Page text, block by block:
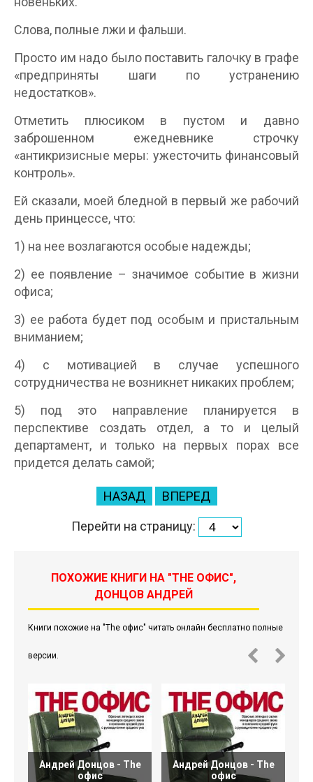
Слова, полные лжи и фальши.
Просто им надо было поставить галочку в графе
«предприняты шаги по устранению
недостатков».
Отметить плюсиком в пустом и давно
заброшенном ежедневнике строчку
«антикризисные меры: ужесточить финансовый
контроль».
Ей сказали, моей бледной в первый же рабочий
день принцессе, что:
1) на нее возлагаются особые надежды;
2) ее появление – значимое событие в жизни
офиса;
3) ее работа будет под особым и пристальным
вниманием;
4) с мотивацией в случае успешного
сотрудничества не возникнет никаких проблем;
5) под это направление планируется в
перспективе создать отдел, а то и целый
департамент, и только на первых порах все
придется делать самой;
НАЗАД ВПЕРЕД
Перейти на страницу:
ПОХОЖИЕ КНИГИ НА "THE ОФИС",
ДОНЦОВ АНДРЕЙ
Книги похожие на "The офис" читать онлайн бесплатно полные
версии.
Андрей Донцов - The
офис
Андрей Донцов - The
офис